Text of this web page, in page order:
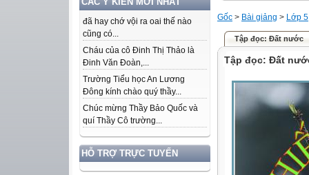
đã hay chớ vội ra oai thế nào
cũng có...
Cháu của cô Đinh Thị Thảo là
Đinh Văn Đoàn,...
Trường Tiểu học An Lương
Đông kính chào quý thầy...
Chúc mừng Thầy Bảo Quốc và
quí Thầy Cô trường...
HỖ TRỢ TRỰC TUYẾN
Gốc > Bài giảng > Lớp 5
Tập đọc: Đất nước
Tập đọc: Đất